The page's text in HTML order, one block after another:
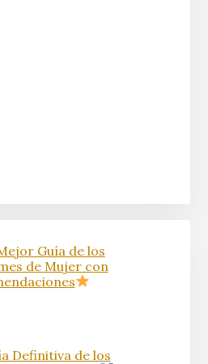
Guía de los
de Mujer con
Definitiva de los